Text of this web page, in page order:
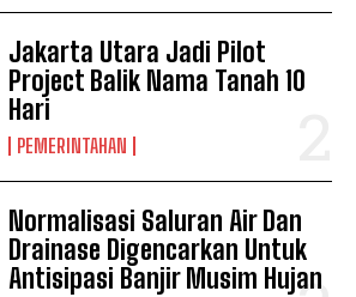
Jakarta Utara Jadi Pilot
Project Balik Nama Tanah 10
Hari
PEMERINTAHAN
Normalisasi Saluran Air Dan
Drainase Digencarkan Untuk
Antisipasi Banjir Musim Hujan